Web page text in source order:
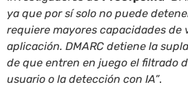
ya que por sí solo no puede
requiere mayores capacidades
aplicación. DMARC detiene la
de que entren en juego el filtrado
usuario o la detección con IA”.